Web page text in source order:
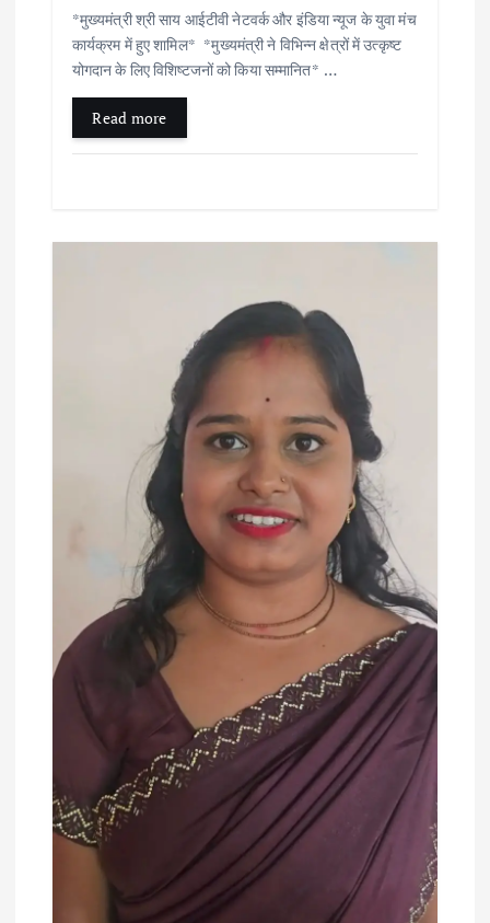
*मुख्यमंत्री श्री साय आईटीवी नेटवर्क और इंडिया न्यूज के युवा मंच
कार्यक्रम में हुए शामिल* *मुख्यमंत्री ने विभिन्न क्षेत्रों में उत्कृष्ट
योगदान के लिए विशिष्टजनों को किया सम्मानित* …
Read more